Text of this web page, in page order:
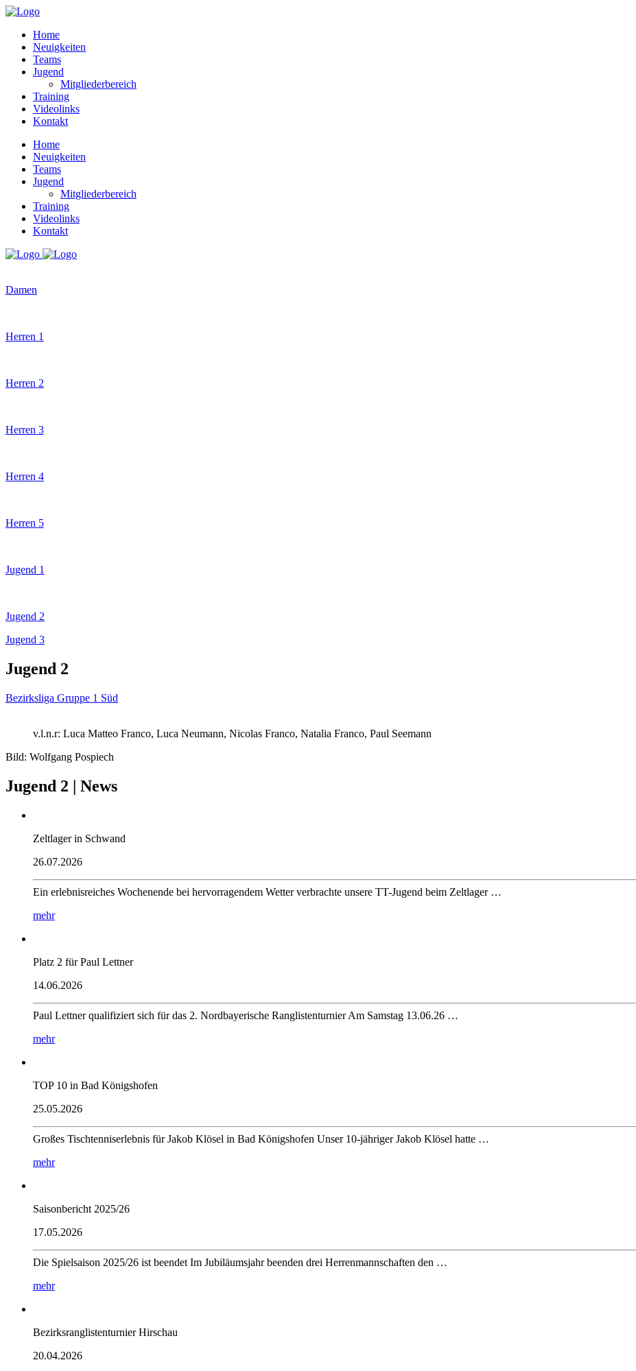
Home
Neuigkeiten
Teams
Jugend
Mitgliederbereich
Training
Videolinks
Kontakt
Home
Neuigkeiten
Teams
Jugend
Mitgliederbereich
Training
Videolinks
Kontakt
Damen
Herren 1
Herren 2
Herren 3
Herren 4
Herren 5
Jugend 1
Jugend 2
Jugend 3
Jugend 2
Bezirksliga Gruppe 1 Süd
v.l.n.r: Luca Matteo Franco, Luca Neumann, Nicolas Franco, Natalia Franco, Paul Seemann
Bild: Wolfgang Pospiech
Jugend 2 | News
Zeltlager in Schwand
26.07.2026
Ein erlebnisreiches Wochenende bei hervorragendem Wetter verbrachte unsere TT-Jugend beim Zeltlager …
mehr
Platz 2 für Paul Lettner
14.06.2026
Paul Lettner qualifiziert sich für das 2. Nordbayerische Ranglistenturnier Am Samstag 13.06.26 …
mehr
TOP 10 in Bad Königshofen
25.05.2026
Großes Tischtenniserlebnis für Jakob Klösel in Bad Königshofen Unser 10-jähriger Jakob Klösel hatte …
mehr
Saisonbericht 2025/26
17.05.2026
Die Spielsaison 2025/26 ist beendet Im Jubiläumsjahr beenden drei Herrenmannschaften den …
mehr
Bezirksranglistenturnier Hirschau
20.04.2026